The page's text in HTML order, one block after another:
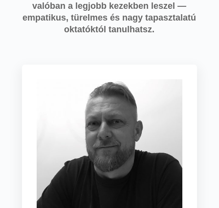
valóban a legjobb kezekben leszel —
empatikus, türelmes és nagy tapasztalatú
oktatóktól tanulhatsz.